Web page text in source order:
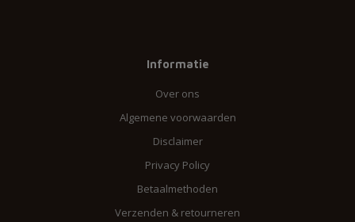
Informatie
Over ons
Algemene voorwaarden
Disclaimer
Privacy Policy
Betaalmethoden
Verzenden & retourneren